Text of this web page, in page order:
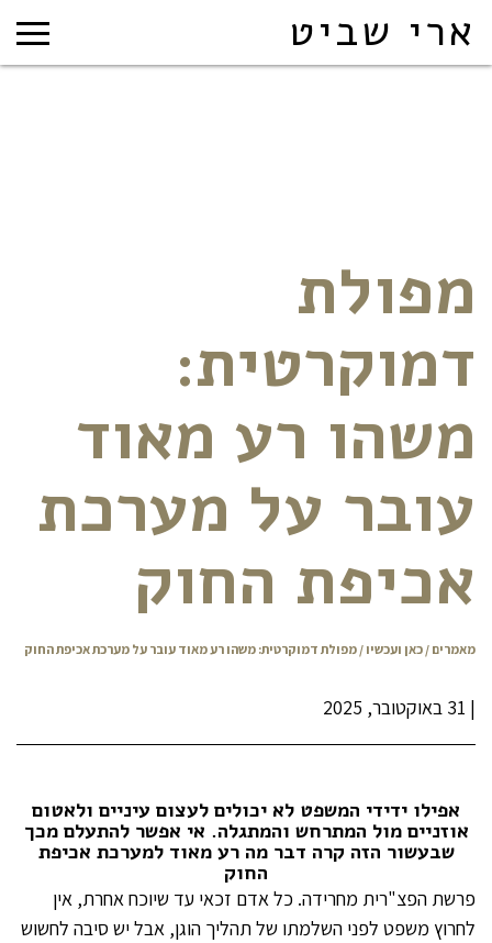
ארי שביט
מפולת
דמוקרטית:
משהו רע מאוד
עובר על מערכת
אכיפת החוק
מאמרים / כאן ועכשיו / מפולת דמוקרטית: משהו רע מאוד עובר על מערכת אכיפת החוק
| 31 באוקטובר, 2025
אפילו ידידי המשפט לא יכולים לעצום עיניים ולאטום
אוזניים מול המתרחש והמתגלה. אי אפשר להתעלם מכך
שבעשור הזה קרה דבר מה רע מאוד למערכת אכיפת
החוק
פרשת הפצ"רית מחרידה. כל אדם זכאי עד שיוכח אחרת, אין
לחרוץ משפט לפני השלמתו של תהליך הוגן, אבל יש סיבה לחשוש